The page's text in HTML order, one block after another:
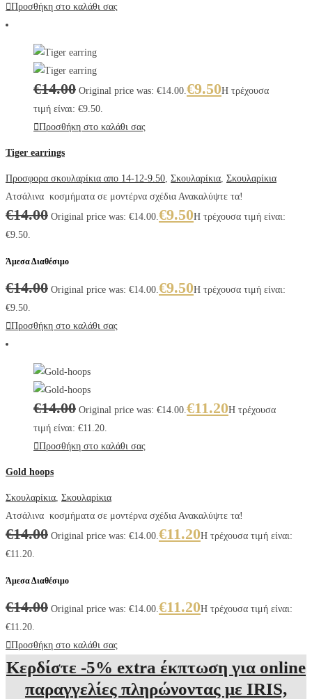
Προσθήκη στο καλάθι σας
€14.00 Original price was: €14.00. €9.50Η τρέχουσα
τιμή είναι: €9.50.
Προσθήκη στο καλάθι σας
Tiger earrings
Προσφορα σκουλαρίκια απο 14-12-9.50 Σκουλαρίκια Σκουλαρίκια
Ατσάλινα κοσμήματα σε μοντέρνα σχέδια Ανακαλύψτε τα!
€14.00 Original price was: €14.00. €9.50Η τρέχουσα τιμή είναι:
€9.50.
Άμεσα Διαθέσιμο
€14.00 Original price was: €14.00. €9.50Η τρέχουσα τιμή είναι:
€9.50.
Προσθήκη στο καλάθι σας
€14.00 Original price was: €14.00. €11.20Η τρέχουσα
τιμή είναι: €11.20.
Προσθήκη στο καλάθι σας
Gold hoops
Σκουλαρίκια Σκουλαρίκια
Ατσάλινα κοσμήματα σε μοντέρνα σχέδια Ανακαλύψτε τα!
€14.00 Original price was: €14.00. €11.20Η τρέχουσα τιμή είναι:
€11.20.
Άμεσα Διαθέσιμο
€14.00 Original price was: €14.00. €11.20Η τρέχουσα τιμή είναι:
€11.20.
Προσθήκη στο καλάθι σας
Κερδίστε -5% extra έκπτωση για online
παραγγελίες πληρώνοντας με IRIS,